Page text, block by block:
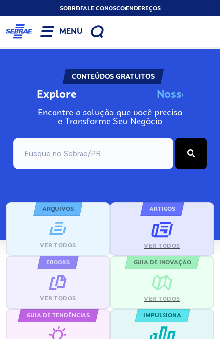
SOBREFALE CONOSCOENDEREÇOS
MENU
CONTEÚDOS GRATUITOS
Explore Nosso
Encontre a solução que você precisa
e Transforme Seu Negócio
ARQUIVOS
VER TODOS
ARTIGOS
VER TODOS
EBOOKS
VER TODOS
GUIA DE INOVAÇÃO
VER TODOS
GUIA DE TENDÊNCIAS IMPULSIONA